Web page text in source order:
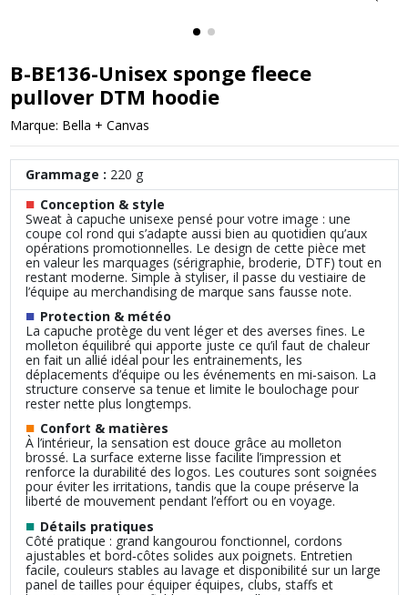
B-BE136-Unisex sponge fleece
pullover DTM hoodie
Marque: Bella + Canvas
Grammage : 220 g
■ Conception & style
Sweat à capuche unisexe pensé pour votre image : une
coupe col rond qui s’adapte aussi bien au quotidien qu’aux
opérations promotionnelles. Le design de cette pièce met
en valeur les marquages (sérigraphie, broderie, DTF) tout en
restant moderne. Simple à styliser, il passe du vestiaire de
l’équipe au merchandising de marque sans fausse note.
■ Protection & météo
La capuche protège du vent léger et des averses fines. Le
molleton équilibré qui apporte juste ce qu’il faut de chaleur
en fait un allié idéal pour les entrainements, les
déplacements d’équipe ou les événements en mi‑saison. La
structure conserve sa tenue et limite le boulochage pour
rester nette plus longtemps.
■ Confort & matières
À l’intérieur, la sensation est douce grâce au molleton
brossé. La surface externe lisse facilite l’impression et
renforce la durabilité des logos. Les coutures sont soignées
pour éviter les irritations, tandis que la coupe préserve la
liberté de mouvement pendant l’effort ou en voyage.
■ Détails pratiques
Côté pratique : grand kangourou fonctionnel, cordons
ajustables et bord‑côtes solides aux poignets. Entretien
facile, couleurs stables au lavage et disponibilité sur un large
panel de tailles pour équiper équipes, clubs, staffs et